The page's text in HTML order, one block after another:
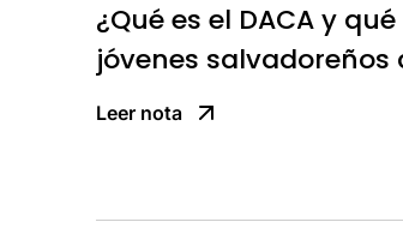
¿Qué es el DACA y
jóvenes salvadoreños
Leer nota